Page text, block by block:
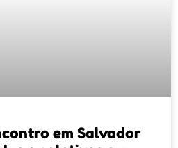
em Salvador